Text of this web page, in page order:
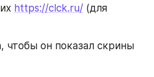
https://clck.ru/ (для
чтобы он показал скрины